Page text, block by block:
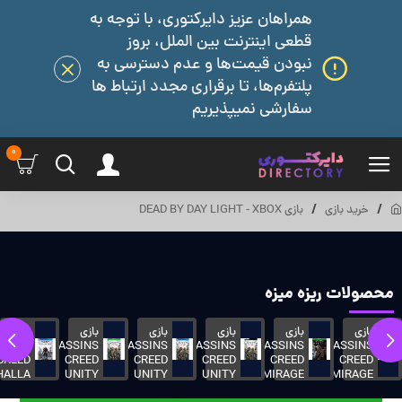
همراهان عزیز دایرکتوری، با توجه به
قطعی اینترنت بین الملل، بروز
نبودن قیمت‌ها و عدم دسترسی به
پلتفرم‌ها، تا برقراری مجدد ارتباط ها
سفارشی نمیپذیریم
0
خرید بازی بازی DEAD BY DAY LIGHT - XBOX
محصولات ریزه میزه
بازی
ASSASSINS
CREED
MIRAGE
بازی
ASSASSINS
CREED
MIRAGE
بازی
ASSASSINS
CREED
UNITY
بازی
ASSASSINS
CREED
UNITY
بازی
ASSASSINS
CREED
UNITY
بازی